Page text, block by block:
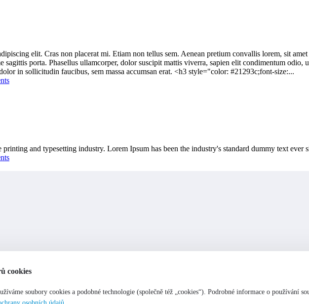
elit. Cras non placerat mi. Etiam non tellus sem. Aenean pretium convallis lorem, sit
sagittis porta. Phasellus ullamcorper, dolor suscipit mattis viverra, sapien elit condimentum odio,
in sollicitudin faucibus, sem massa accumsan erat. <h3 style="color: #21293c;font-size:...
and typesetting industry. Lorem Ipsum has been the industry's standard dummy text
MAJETKU
cookies
soubory cookies a podobné technologie (společně též „cookies“). Podrobné informace o používání